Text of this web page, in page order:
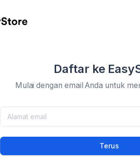
Daftar ke
Mulai dengan email Anda untuk
Terus